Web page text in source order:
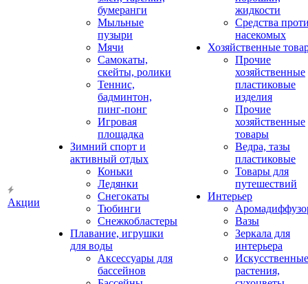
Акции
бумеранги
Мыльные
пузыри
Мячи
Самокаты,
скейты, ролики
Теннис,
бадминтон,
пинг-понг
Игровая
площадка
Зимний спорт и
активный отдых
Коньки
Ледянки
Снегокаты
Тюбинги
Снежкобластеры
Плавание, игрушки
для воды
Аксессуары для
бассейнов
жидкости
Средства
насекомых
Хозяйственные
Прочие
хозяйственные
пластиковые
изделия
Прочие
хозяйственные
товары
Ведра, тазы
пластиковые
Товары для
путешествий
Интерьер
Вазы
Зеркала для
интерьера
Искусственные
растения,